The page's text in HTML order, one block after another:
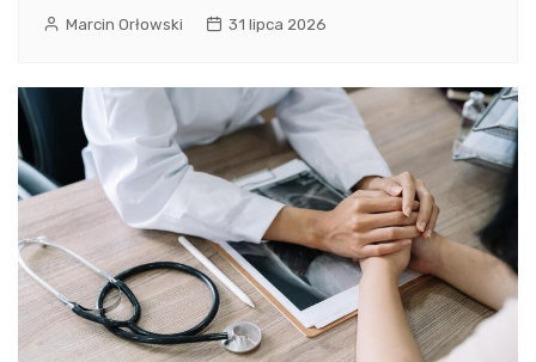
Marcin Orłowski 31 lipca 2026